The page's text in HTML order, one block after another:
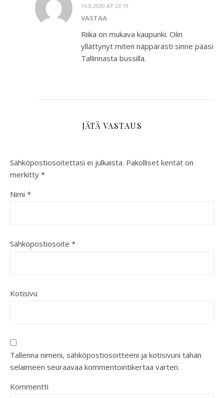
16.8.2020 AT 23:19
VASTAA
Riika on mukava kaupunki. Olin
yllättynyt miten näppärästi sinne pääsi
Tallinnasta bussilla.
JÄTÄ VASTAUS
Sähköpostiosoitettasi ei julkaista. Pakolliset kentät on
merkitty *
Nimi *
Sähköpostiosoite *
Kotisivu
Tallenna nimeni, sähköpostiosoitteeni ja kotisivuni tähän
selaimeen seuraavaa kommentointikertaa varten.
Kommentti